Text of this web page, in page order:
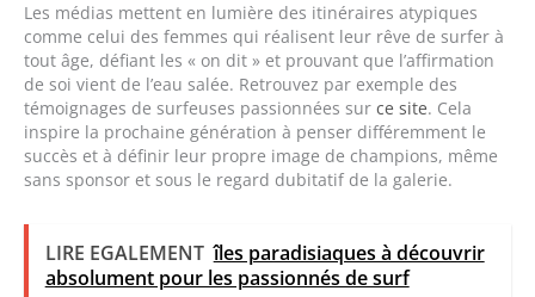
Les médias mettent en lumière des itinéraires atypiques
comme celui des femmes qui réalisent leur rêve de surfer à
tout âge, défiant les « on dit » et prouvant que l’affirmation
de soi vient de l’eau salée. Retrouvez par exemple des
témoignages de surfeuses passionnées sur ce site. Cela
inspire la prochaine génération à penser différemment le
succès et à définir leur propre image de champions, même
sans sponsor et sous le regard dubitatif de la galerie.
LIRE EGALEMENT îles paradisiaques à découvrir
absolument pour les passionnés de surf